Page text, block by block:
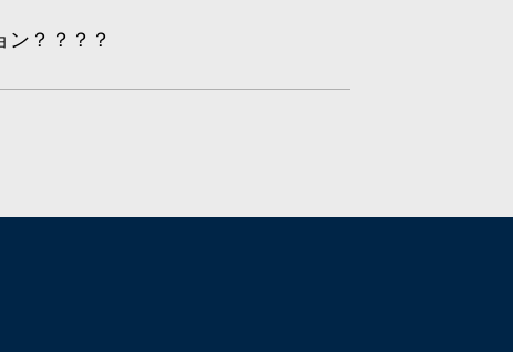
？？？？